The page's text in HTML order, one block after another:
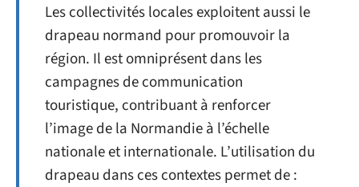
Les collectivités locales exploitent aussi le
drapeau normand pour promouvoir la
région. Il est omniprésent dans les
campagnes de communication
touristique, contribuant à renforcer
l’image de la Normandie à l’échelle
nationale et internationale. L’utilisation du
drapeau dans ces contextes permet de :